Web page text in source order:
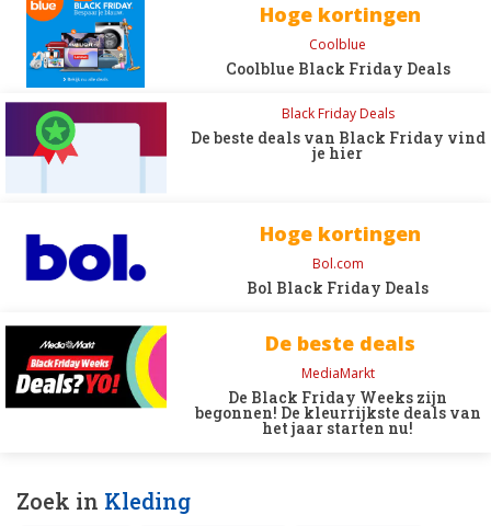
Hoge kortingen
Coolblue
Coolblue Black Friday Deals
Black Friday Deals
De beste deals van Black Friday vind
je hier
Hoge kortingen
Bol.com
Bol Black Friday Deals
De beste deals
MediaMarkt
De Black Friday Weeks zijn
begonnen! De kleurrijkste deals van
het jaar starten nu!
Zoek in Kleding